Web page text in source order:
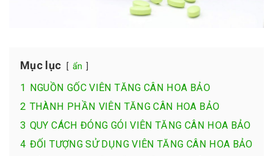
Mục lục ẩn
1 NGUỒN GỐC VIÊN TĂNG CÂN HOA BẢO
2 THÀNH PHẦN VIÊN TĂNG CÂN HOA BẢO
3 QUY CÁCH ĐÓNG GÓI VIÊN TĂNG CÂN HOA BẢO
4 ĐỐI TƯỢNG SỬ DỤNG VIÊN TĂNG CÂN HOA BẢO